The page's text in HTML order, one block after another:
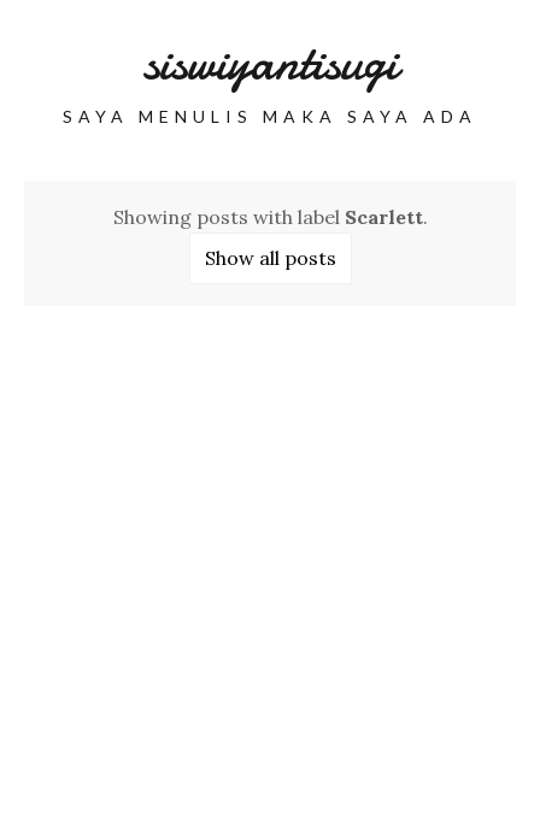
siswiyantisugi
SAYA MENULIS MAKA SAYA ADA
Showing posts with label Scarlett.
Show all posts